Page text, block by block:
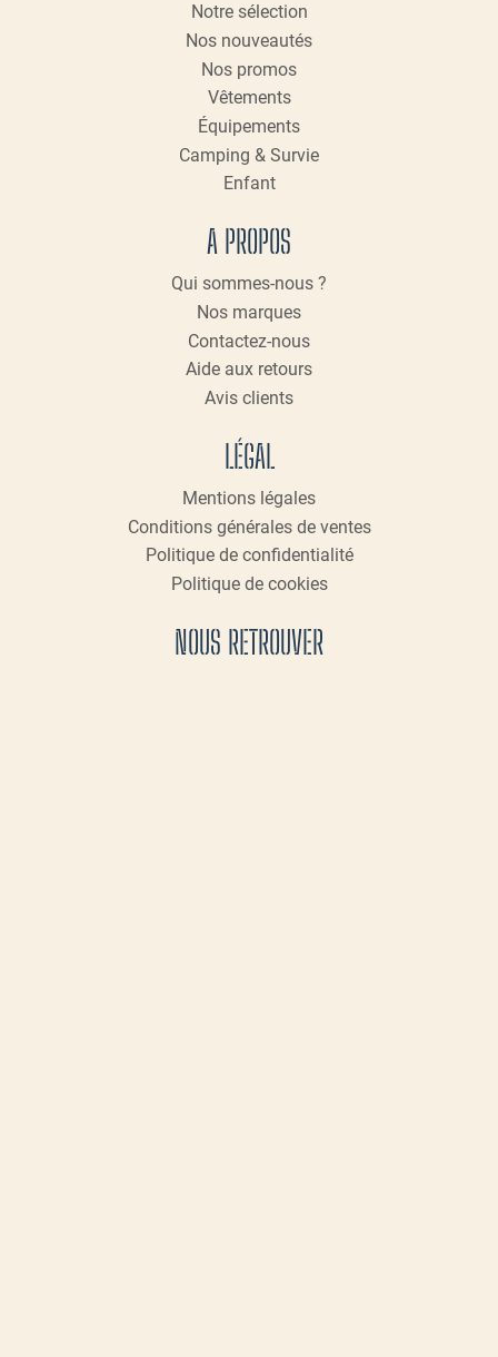
Notre sélection
Nos nouveautés
Nos promos
Vêtements
Équipements
Camping & Survie
Enfant
A PROPOS
Qui sommes-nous ?
Nos marques
Contactez-nous
Aide aux retours
Avis clients
LÉGAL
Mentions légales
Conditions générales de ventes
Politique de confidentialité
Politique de cookies
NOUS RETROUVER